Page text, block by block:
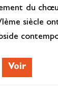
du
siècle
Voir